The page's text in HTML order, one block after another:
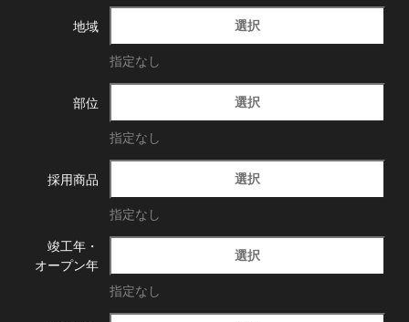
地域 選択
指定なし
部位 選択
指定なし
採用商品 選択
指定なし
竣工年・
オープン年
選択
指定なし